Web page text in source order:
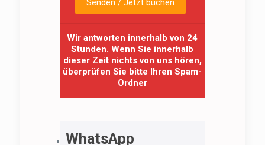
Wir antworten innerhalb von 24
Stunden. Wenn Sie innerhalb
dieser Zeit nichts von uns hören,
überprüfen Sie bitte Ihren Spam-
Ordner
WhatsApp